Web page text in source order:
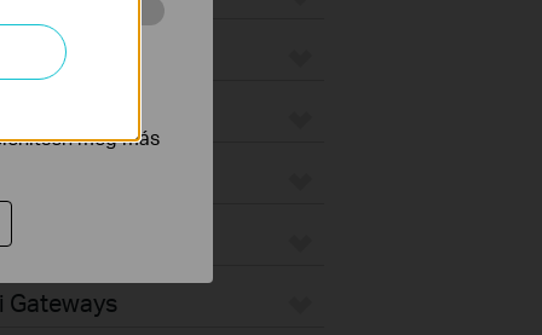
Gateways
be annak
meg más